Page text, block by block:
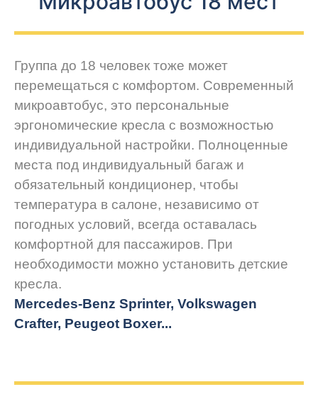
Группа до 18 человек тоже может
перемещаться с комфортом. Современный
микроавтобус, это персональные
эргономические кресла с возможностью
индивидуальной настройки. Полноценные
места под индивидуальный багаж и
обязательный кондиционер, чтобы
температура в салоне, независимо от
погодных условий, всегда оставалась
комфортной для пассажиров. При
необходимости можно установить детские
кресла.
Mercedes-Benz Sprinter, Volkswagen
Crafter, Peugeot Boxer...